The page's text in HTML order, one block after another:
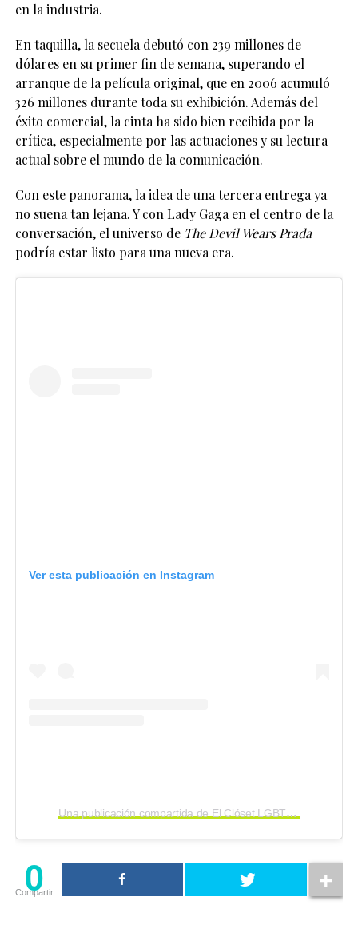
en la industria.
En taquilla, la secuela debutó con 239 millones de
dólares en su primer fin de semana, superando el
arranque de la película original, que en 2006 acumuló
326 millones durante toda su exhibición. Además del
éxito comercial, la cinta ha sido bien recibida por la
crítica, especialmente por las actuaciones y su lectura
actual sobre el mundo de la comunicación.
Con este panorama, la idea de una tercera entrega ya
no suena tan lejana. Y conLady Gagaen el centro de la
conversación, el universo de The Devil Wears Prada
podría estar listo para una nueva era.
Ver esta publicación en Instagram
Una publicación compartida de El Clóset LGBT (@elclosetlgbt)
0
Compartir